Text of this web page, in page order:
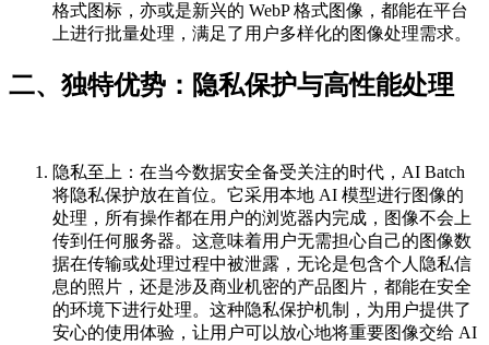
格式图标，亦或是新兴的 WebP 格式图像，都能在平台
上进行批量处理，满足了用户多样化的图像处理需求。
二、独特优势：隐私保护与高性能处理
隐私至上：在当今数据安全备受关注的时代，AI Batch
将隐私保护放在首位。它采用本地 AI 模型进行图像的
处理，所有操作都在用户的浏览器内完成，图像不会上
传到任何服务器。这意味着用户无需担心自己的图像数
据在传输或处理过程中被泄露，无论是包含个人隐私信
息的照片，还是涉及商业机密的产品图片，都能在安全
的环境下进行处理。这种隐私保护机制，为用户提供了
安心的使用体验，让用户可以放心地将重要图像交给 AI